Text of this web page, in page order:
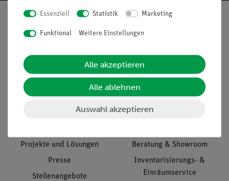
Informationen
Projekte und Lösungen
Presse
Stellenangebote
Service
Beratung & Showroom
Inventarisierungs- &
Einräumservice
Essenziell Statistik Marketing
Funktional Weitere Einstellungen
Alle akzeptieren
Alle ablehnen
Auswahl akzeptieren